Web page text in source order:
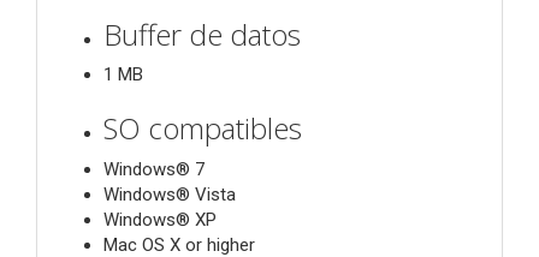
Buffer de datos
1 MB
SO compatibles
Windows® 7
Windows® Vista
Windows® XP
Mac OS X or higher